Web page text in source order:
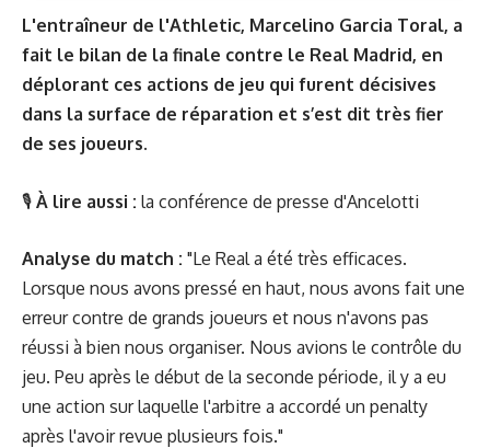
L'entraîneur de l'Athletic, Marcelino Garcia Toral, a
fait le bilan de la finale contre le Real Madrid, en
déplorant ces actions de jeu qui furent décisives
dans la surface de réparation et s’est dit très fier
de ses joueurs.
🎙 À lire aussi : la conférence de presse d'Ancelotti
Analyse du match : "Le Real a été très efficaces.
Lorsque nous avons pressé en haut, nous avons fait une
erreur contre de grands joueurs et nous n'avons pas
réussi à bien nous organiser. Nous avions le contrôle du
jeu. Peu après le début de la seconde période, il y a eu
une action sur laquelle l'arbitre a accordé un penalty
après l'avoir revue plusieurs fois."